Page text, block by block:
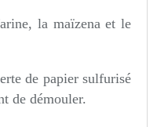
la maïzena et le
de papier sulfurisé
de démouler.